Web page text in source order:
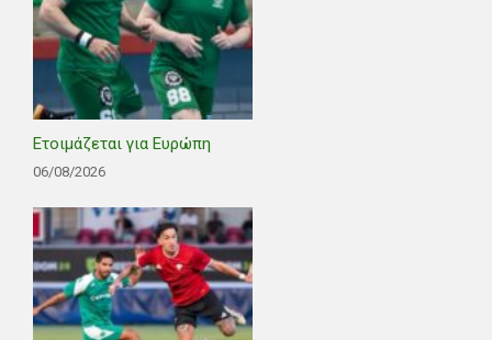
Ετοιμάζεται για Ευρώπη
06/08/2026